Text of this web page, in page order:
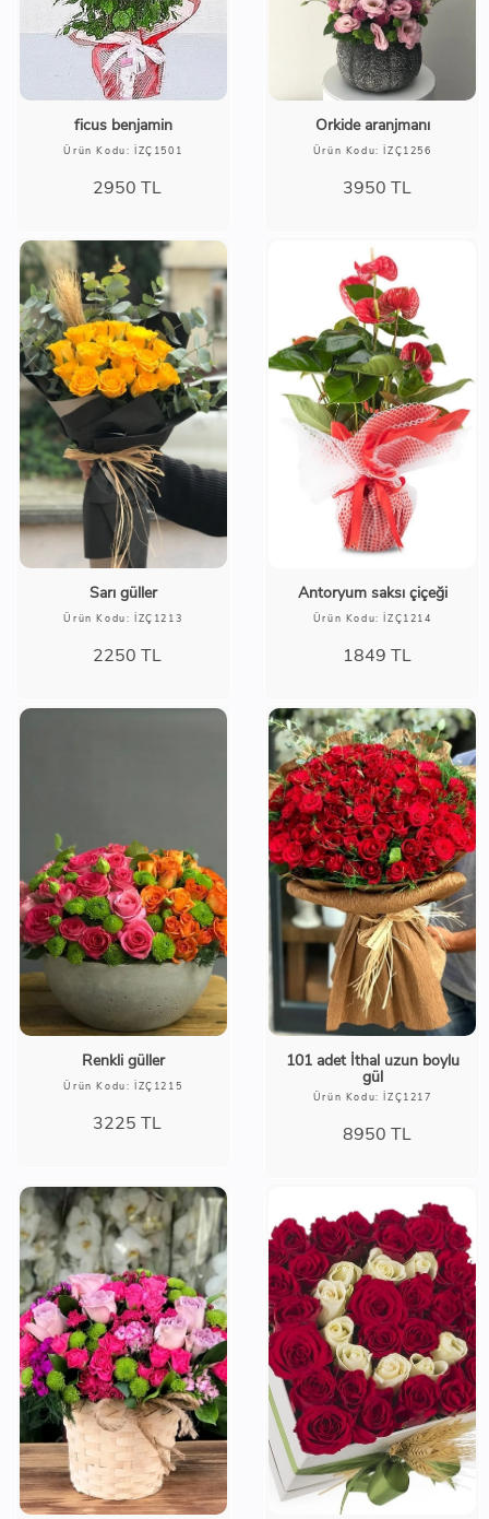
ficus benjamin
Ürün Kodu: İZÇ1501
2950 TL
Orkide aranjmanı
Ürün Kodu: İZÇ1256
3950 TL
Sarı güller
Ürün Kodu: İZÇ1213
2250 TL
Antoryum saksı çiçeği
Ürün Kodu: İZÇ1214
1849 TL
Renkli güller
Ürün Kodu: İZÇ1215
3225 TL
101 adet İthal uzun boylu
gül
Ürün Kodu: İZÇ1217
8950 TL